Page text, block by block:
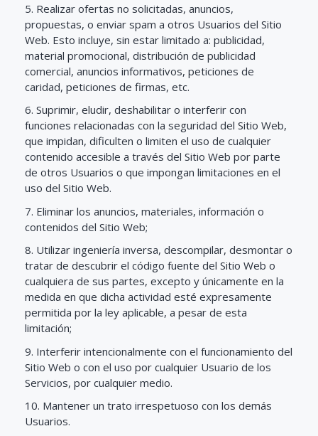
5. Realizar ofertas no solicitadas, anuncios,
propuestas, o enviar spam a otros Usuarios del Sitio
Web. Esto incluye, sin estar limitado a: publicidad,
material promocional, distribución de publicidad
comercial, anuncios informativos, peticiones de
caridad, peticiones de firmas, etc.
6. Suprimir, eludir, deshabilitar o interferir con
funciones relacionadas con la seguridad del Sitio Web,
que impidan, dificulten o limiten el uso de cualquier
contenido accesible a través del Sitio Web por parte
de otros Usuarios o que impongan limitaciones en el
uso del Sitio Web.
7. Eliminar los anuncios, materiales, información o
contenidos del Sitio Web;
8. Utilizar ingeniería inversa, descompilar, desmontar o
tratar de descubrir el código fuente del Sitio Web o
cualquiera de sus partes, excepto y únicamente en la
medida en que dicha actividad esté expresamente
permitida por la ley aplicable, a pesar de esta
limitación;
9. Interferir intencionalmente con el funcionamiento del
Sitio Web o con el uso por cualquier Usuario de los
Servicios, por cualquier medio.
10. Mantener un trato irrespetuoso con los demás
Usuarios.